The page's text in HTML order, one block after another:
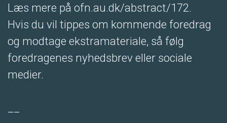
Læs mere på ofn.au.dk/abstract/172.
Hvis du vil tippes om kommende foredrag
og modtage ekstramateriale, så følg
foredragenes nyhedsbrev eller sociale
medier.